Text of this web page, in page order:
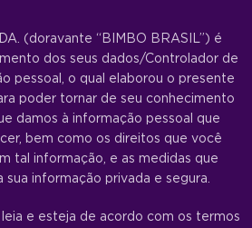
(doravante “BIMBO BRASIL”) é
dos seus dados/Controlador de
pessoal, o qual elaborou o presente
poder tornar de seu conhecimento
damos à informação pessoal que
bem como os direitos que você
tal informação, e as medidas que
informação privada e segura.
e esteja de acordo com os termos